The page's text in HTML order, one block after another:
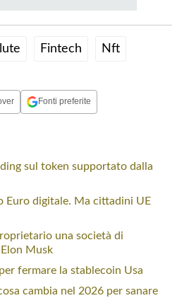
Fintech Nft
Fonti preferite
sul token supportato dalla
Euro digitale. Ma cittadini UE
una società di
Musk
fermare la stablecoin Usa
cambia nel 2026 per sanare